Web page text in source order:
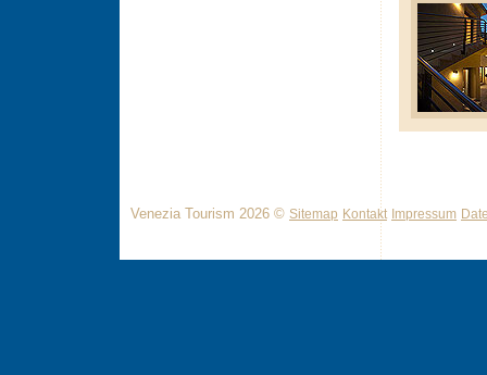
Venezia Tourism 2026 © Sitemap Kontakt Impressum